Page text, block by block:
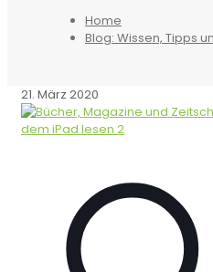
Home
Blog: Wissen, Tipps
21. März 2020